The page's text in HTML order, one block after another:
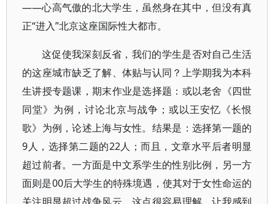
——心高气傲的北大学生，虽然身在其中，但没有真
正“进入”北京这座国际性大都市。
这促使我深刻反省，我们的学生是否对自己生活
的这座城市缺乏了解、体贴与认同？上学期我为本科
生讲授专题课，期末作业是选择题：或以老舍《四世
同堂》为例，讨论北京与战争；或以王安忆《长恨
歌》为例，论述上海与女性。结果是：选择第一题的
9人，选择第二题的22人；而且，文章水平后者明显
超过前者。一方面是中文系学生的性别比例，另一方
面则是00后大学生的特殊境遇，使其对于女性命运的